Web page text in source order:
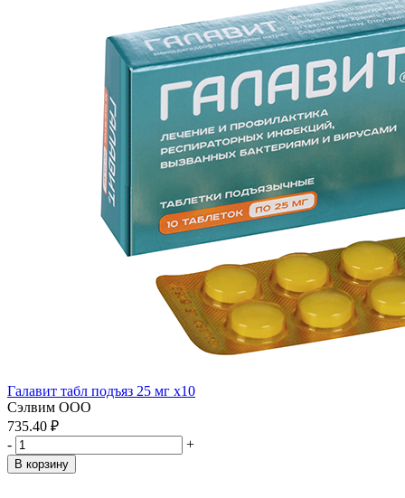
Галавит табл подъяз 25 мг x10
Сэлвим ООО
735.40 ₽
-
+
В корзину